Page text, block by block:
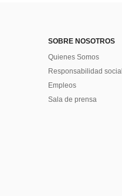
SOBRE NOSOTROS
Quienes Somos
Responsabilidad social
Empleos
Sala de prensa